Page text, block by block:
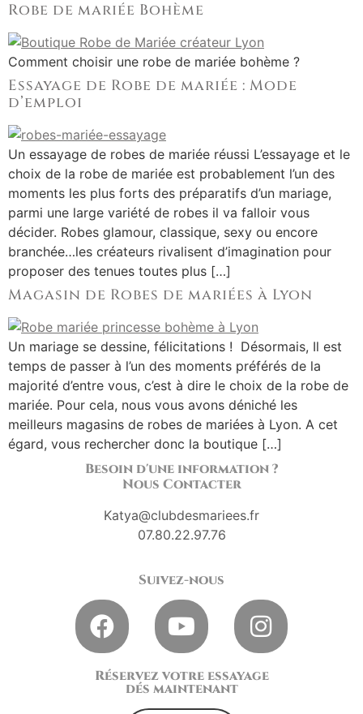
Robe de mariée Bohème
Comment choisir une robe de mariée bohème ?
Essayage de Robe de mariée : Mode
d’emploi
Un essayage de robes de mariée réussi L’essayage et le
choix de la robe de mariée est probablement l’un des
moments les plus forts des préparatifs d’un mariage,
parmi une large variété de robes il va falloir vous
décider. Robes glamour, classique, sexy ou encore
branchée…les créateurs rivalisent d’imagination pour
proposer des tenues toutes plus […]
Magasin de Robes de mariées à Lyon
Un mariage se dessine, félicitations ! Désormais, Il est
temps de passer à l’un des moments préférés de la
majorité d’entre vous, c’est à dire le choix de la robe de
mariée. Pour cela, nous vous avons déniché les
meilleurs magasins de robes de mariées à Lyon. A cet
égard, vous rechercher donc la boutique […]
Besoin d'une information ?
Nous Contacter
Katya@clubdesmariees.fr
07.80.22.97.76
Suivez-nous
Réservez votre essayage
dés maintenant